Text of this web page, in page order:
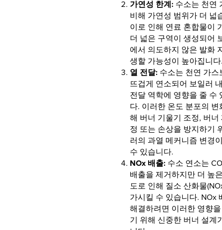
가연성 한계: 수소는 천연
비해 가연성 범위가 더 넓
이로 인해 연료 혼합물이
더 넓은 구역이 생성되어
에서 의도하지 않은 발화
생할 가능성이 높아집니
열 전달: 수소는 천연 가스
뜨겁게 연소되어 보일러
전달 역학에 영향을 줄 수
다. 이러한 온도 분포의 변
해 버너 기울기 조정, 버너
정 또는 손상을 방지하기
러의 과열 메커니즘 변경
수 있습니다.
NOx 배출: 수소 연소는
배출을 제거하지만 더 높
도로 인해 질소 산화물
가시킬 수 있습니다. NOx
해결하려면 이러한 영향
기 위해 신중한 버너 설계